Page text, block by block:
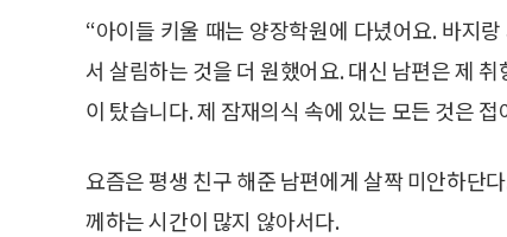
“아이들 키울 때는 양장학원에 다녔어요. 바지
서 살림하는 것을 더 원했어요. 대신 남편은 제
이 탔습니다. 제 잠재의식 속에 있는 모든 것은
요즘은 평생 친구 해준 남편에게 살짝 미안하단
께하는 시간이 많지 않아서다.